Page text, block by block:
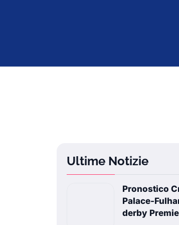
Ultime Notizie
Pronostico
Palace-
derby